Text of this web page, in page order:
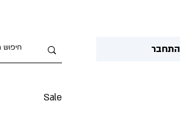
התחבר
Sale